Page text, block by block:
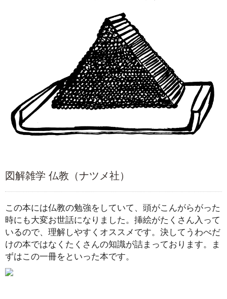
図解雑学 仏教（ナツメ社）
この本には仏教の勉強をしていて、頭がこんがらがった
時にも大変お世話になりました。挿絵がたくさん入って
いるので、理解しやすくオススメです。決してうわべだ
けの本ではなくたくさんの知識が詰まっております。ま
ずはこの一冊をといった本です。